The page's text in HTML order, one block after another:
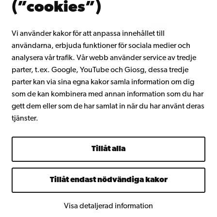
(”cookies”)
Vi använder kakor för att anpassa innehållet till
användarna, erbjuda funktioner för sociala medier och
analysera vår trafik. Vår webb använder service av tredje
parter, t.ex. Google, YouTube och Giosg, dessa tredje
parter kan via sina egna kakor samla information om dig
som de kan kombinera med annan information som du har
gett dem eller som de har samlat in när du har använt deras
tjänster.
Tillåt alla
Tillåt endast nödvändiga kakor
Visa detaljerad information
Intranätet
Facebook InstagramYouTube LinkedIn Blog Snapchat